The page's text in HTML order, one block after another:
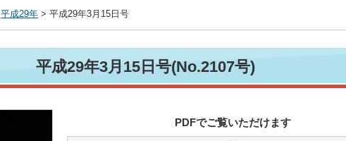
平成29年 > 平成29年3月15日号
平成29年3月15日号(No.2107号)
PDFでご覧いただけます